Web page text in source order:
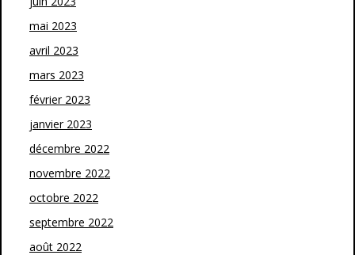
mai 2023
avril 2023
mars 2023
février 2023
janvier 2023
décembre 2022
novembre 2022
octobre 2022
septembre 2022
août 2022